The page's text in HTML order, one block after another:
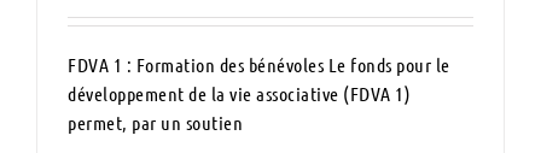
FDVA 1 : Formation des bénévoles Le fonds pour le
développement de la vie associative (FDVA 1)
permet, par un soutien